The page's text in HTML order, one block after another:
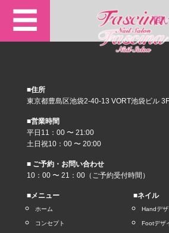
☰ 問
■住所
東京都豊島区池袋2-40-13 VORT池袋ビル 3F
■営業時間
平日11：00 〜 21:00
土日祝10：00 〜 20:00
■ ご予約・お問い合わせ
10：00 〜 21：00（ご予約受付時間）
■メニュー
ホーム
コンセプト
■ネイル
Handデザ
Footデザ